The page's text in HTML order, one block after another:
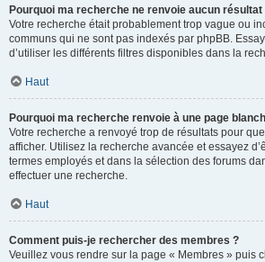
Pourquoi ma recherche ne renvoie aucun résultat
Votre recherche était probablement trop vague ou
communs qui ne sont pas indexés par phpBB.
d’utiliser les différents filtres disponibles dans la
Haut
Pourquoi ma recherche renvoie à une page
Votre recherche a renvoyé trop de résultats pour
afficher. Utilisez la recherche avancée et essayez
termes employés et dans la sélection des forums
effectuer une recherche.
Haut
Comment puis-je rechercher des membres ?
Veuillez vous rendre sur la page « Membres » puis